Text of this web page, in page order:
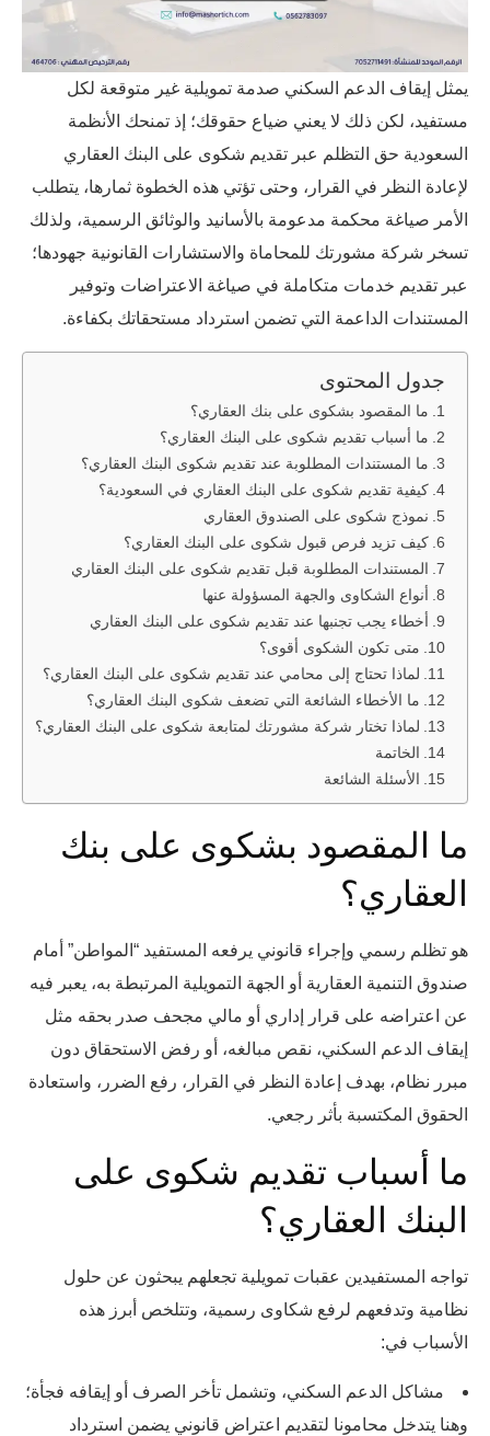
يمثل إيقاف الدعم السكني صدمة تمويلية غير متوقعة لكل
مستفيد، لكن ذلك لا يعني ضياع حقوقك؛ إذ تمنحك الأنظمة
السعودية حق التظلم عبر تقديم شكوى على البنك العقاري
لإعادة النظر في القرار، وحتى تؤتي هذه الخطوة ثمارها، يتطلب
الأمر صياغة محكمة مدعومة بالأسانيد والوثائق الرسمية، ولذلك
تسخر شركة مشورتك للمحاماة والاستشارات القانونية جهودها؛
عبر تقديم خدمات متكاملة في صياغة الاعتراضات وتوفير
المستندات الداعمة التي تضمن استرداد مستحقاتك بكفاءة.
جدول المحتوى
ما المقصود بشكوى على بنك العقاري؟
ما أسباب تقديم شكوى على البنك العقاري؟
ما المستندات المطلوبة عند تقديم شكوى البنك العقاري؟
كيفية تقديم شكوى على البنك العقاري في السعودية؟
نموذج شكوى على الصندوق العقاري
كيف تزيد فرص قبول شكوى على البنك العقاري؟
المستندات المطلوبة قبل تقديم شكوى على البنك العقاري
أنواع الشكاوى والجهة المسؤولة عنها
أخطاء يجب تجنبها عند تقديم شكوى على البنك العقاري
متى تكون الشكوى أقوى؟
لماذا تحتاج إلى محامي عند تقديم شكوى على البنك العقاري؟
ما الأخطاء الشائعة التي تضعف شكوى البنك العقاري؟
لماذا تختار شركة مشورتك لمتابعة شكوى على البنك العقاري؟
الخاتمة
الأسئلة الشائعة
ما المقصود بشكوى على بنك
العقاري؟
هو تظلم رسمي وإجراء قانوني يرفعه المستفيد “المواطن” أمام
صندوق التنمية العقارية أو الجهة التمويلية المرتبطة به، يعبر فيه
عن اعتراضه على قرار إداري أو مالي مجحف صدر بحقه مثل
إيقاف الدعم السكني، نقص مبالغه، أو رفض الاستحقاق دون
مبرر نظام، بهدف إعادة النظر في القرار، رفع الضرر، واستعادة
الحقوق المكتسبة بأثر رجعي.
ما أسباب تقديم شكوى على
البنك العقاري؟
تواجه المستفيدين عقبات تمويلية تجعلهم يبحثون عن حلول
نظامية وتدفعهم لرفع شكاوى رسمية، وتتلخص أبرز هذه
الأسباب في:
مشاكل الدعم السكني، وتشمل تأخر الصرف أو إيقافه فجأة؛
وهنا يتدخل محامونا لتقديم اعتراض قانوني يضمن استرداد